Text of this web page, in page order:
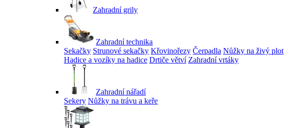
Zahradní grily
Zahradní technika
Sekačky Strunové sekačky Křovinořezy Čerpadla Nůžky na živý plot
Hadice a vozíky na hadice Drtiče větví Zahradní vrtáky
Zahradní nářadí
Sekery Nůžky na trávu a keře